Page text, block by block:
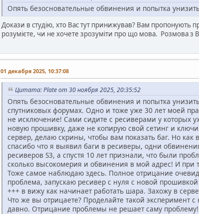
Опять безосновательные обвинения и попытка
Докази в студію, хто Вас тут принижував? Вам пропонують
розумієте, чи не хочете зрозуміти про що мова. Розмова з
01 декабря 2025, 10:37:08
Цитата: Plate от 30 ноября 2025, 20:35:52
Опять безосновательные обвинения и попытка
спутниковых форумах. Одно и тоже уже 30 лет моей
не исключение! Сами сидите с ресиверами у которых
новую прошивку, даже не копирую свой сетинг и
сервер, делаю скрины, чтобы вам показать баг. Но как
спасибо что я выявил баги в ресиверы, одни
ресиверов S3, а спустя 10 лет признали, что были
сколько высокомерия и обвинения в мой адрес! И при
Тоже самое наблюдаю здесь. Полное отрицание
проблема, запускаю ресивер с нуля с новой
+++ в вижу как начинает работать шара. Захожу в
Что же вы отрицаете? Проделайте такой
давно. Отрицание проблемы не решает саму проблему!